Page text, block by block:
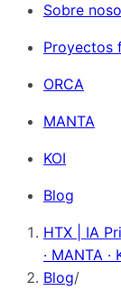
Sobre
Proyectos
ORCA
MANTA
KOI
Blog
HTX | IA
· MANTA ·
Blog/